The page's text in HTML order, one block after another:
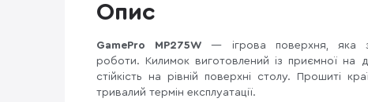
Опис
GamePro MP275W— ігрова поверхня, яка
роботи. Килимок виготовлений із приємної на
стійкість на рівній поверхні столу. Прошиті
тривалий термін експлуатації.